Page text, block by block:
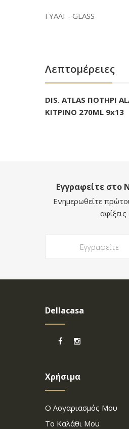
ΓΥΑΛΙ - GLASS
Λεπτομέρειες
DIS. ATLAS ΠΟΤΗΡΙ
ΚΙΤΡΙΝΟ 270ML 9x13
Εγγραφείτε στο
Ενημερωθείτε
αφίξεις
Dellacasa
Χρήσιμα
Ο Λογαριασμός Μου
Το Καλάθι Μου